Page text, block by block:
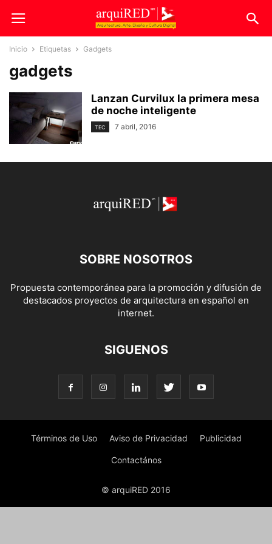
Inicio Etiquetas Gadgets
gadgets
Lanzan Curvilux la primera mesa
de noche inteligente
TEC 7 abril, 2016
SOBRE NOSOTROS
Propuesta contemporánea para la promoción y difusión de
destacados proyectos de arquitectura en español en
internet.
SIGUENOS
Términos de Uso Aviso de Privacidad Publicidad
Contactános
© arquiRED 2016